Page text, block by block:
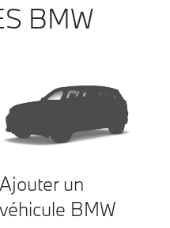
BMW
Ajouter un
véhicule BMW